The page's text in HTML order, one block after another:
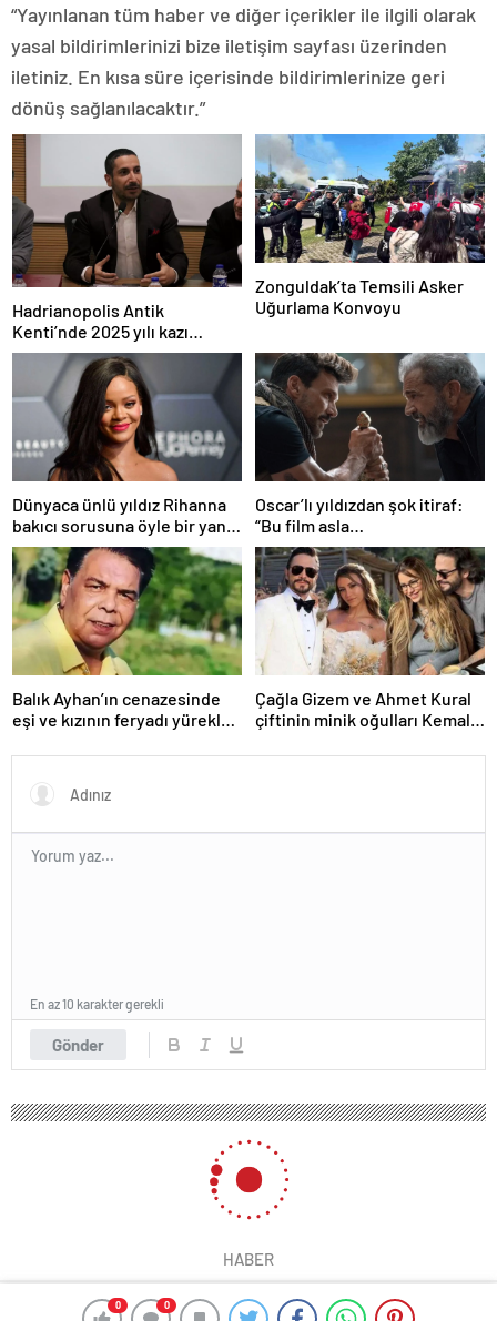
0 0
“Yayınlanan tüm haber ve diğer içerikler ile ilgili olarak
yasal bildirimlerinizi bize iletişim sayfası üzerinden
iletiniz. En kısa süre içerisinde bildirimlerinize geri
dönüş sağlanılacaktır.”
Hadrianopolis Antik
Kenti’nde 2025 yılı kazı
sezonu başladı
Zonguldak’ta Temsili Asker
Uğurlama Konvoyu
Dünyaca ünlü yıldız Rihanna
bakıcı sorusuna öyle bir yanıt
verdi ki! “35 yıl boyunca…”
Oscar’lı yıldızdan şok itiraf:
“Bu film asla
yayınlanmamalıydı!”
Balık Ayhan’ın cenazesinde
eşi ve kızının feryadı yürekleri
yanıyor!”
Çağla Gizem ve Ahmet Kural
çiftinin minik oğulları Kemal, 1
gününden kareler!
Gönder
En az 10 karakter gerekli
HABER